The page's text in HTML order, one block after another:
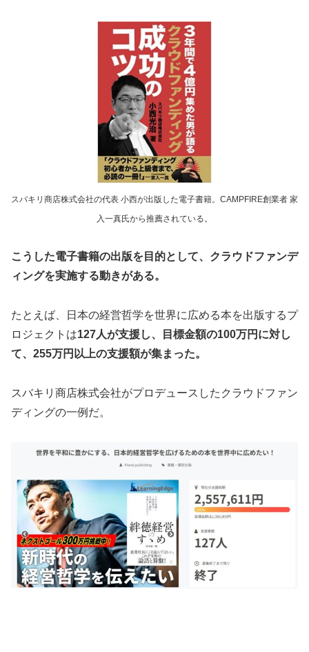
スバキリ商店株式会社の代表 小西が出版した電子書籍。CAMPFIRE創業者 家
入一真氏から推薦されている。
こうした電子書籍の出版を目的として、クラウドファンデ
ィングを実施する動きがある。
たとえば、日本の経営哲学を世界に広める本を出版するプ
ロジェクトは127人が支援し、目標金額の100万円に対し
て、255万円以上の支援額が集まった。
スバキリ商店株式会社がプロデュースしたクラウドファン
ディングの一例だ。